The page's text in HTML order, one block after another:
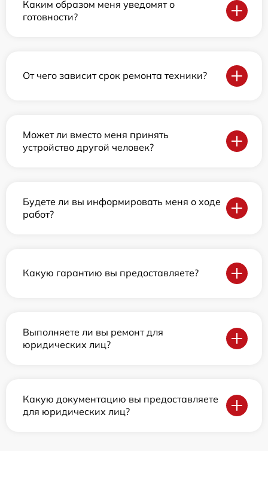
Каким образом меня уведомят о
готовности?
От чего зависит срок ремонта техники?
Может ли вместо меня принять
устройство другой человек?
Будете ли вы информировать меня о ходе
работ?
Какую гарантию вы предоставляете?
Выполняете ли вы ремонт для
юридических лиц?
Какую документацию вы предоставляете
для юридических лиц?